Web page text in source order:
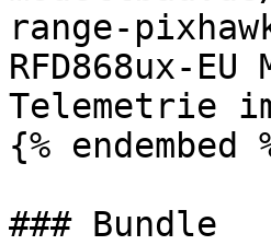
range-
RFD868ux-
Telemetrie
{% endembed
### Bundle